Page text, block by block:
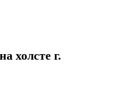
холсте г.